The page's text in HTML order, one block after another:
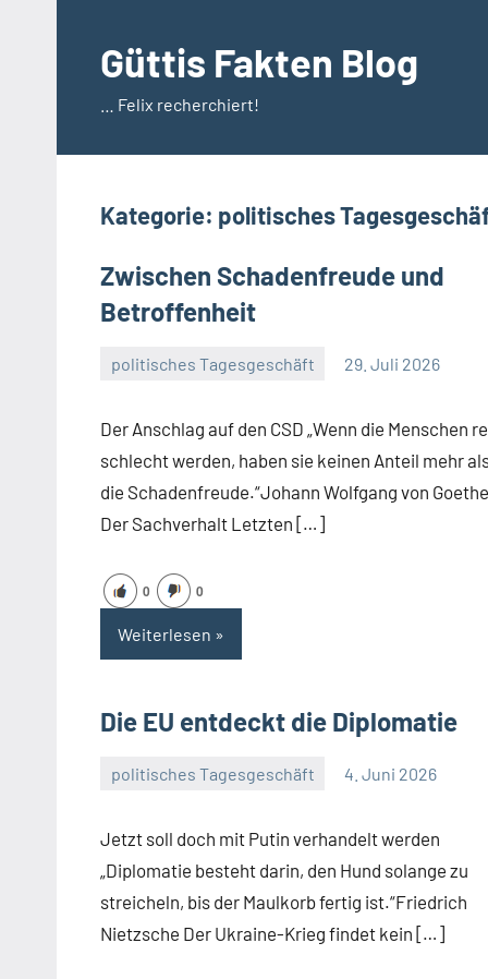
springenGüttis Fakten Blog
… Felix recherchiert!
Kategorie: politisches
Zwischen Schadenfreude und
Betroffenheit
politisches Tagesgeschäft 29. Juli 2026
Guetti
Ein
Der Anschlag auf den CSD „Wenn die Menschen
schlecht werden, haben sie keinen Anteil mehr
die Schadenfreude.“Johann Wolfgang von Goethe
Der Sachverhalt Letzten […]
0 0
Weiterlesen
Die EU entdeckt die Diplomatie
politisches Tagesgeschäft 4. Juni 2026
Guetti
Ein
Jetzt soll doch mit Putin verhandelt werden
„Diplomatie besteht darin, den Hund solange zu
streicheln, bis der Maulkorb fertig ist.“Friedrich
Nietzsche Der Ukraine-Krieg findet kein […]